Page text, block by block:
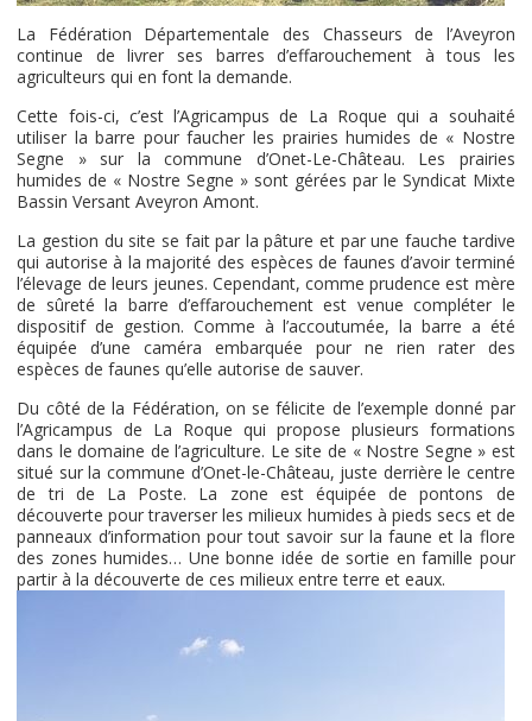
La Fédération Départementale des Chasseurs de l’Aveyron
continue de livrer ses barres d’effarouchement à tous les
agriculteurs qui en font la demande.
Cette fois-ci, c’est l’Agricampus de La Roque qui a souhaité
utiliser la barre pour faucher les prairies humides de « Nostre
Segne » sur la commune d’Onet-Le-Château. Les prairies
humides de « Nostre Segne » sont gérées par le Syndicat Mixte
Bassin Versant Aveyron Amont.
La gestion du site se fait par la pâture et par une fauche tardive
qui autorise à la majorité des espèces de faunes d’avoir terminé
l’élevage de leurs jeunes. Cependant, comme prudence est mère
de sûreté la barre d’effarouchement est venue compléter le
dispositif de gestion. Comme à l’accoutumée, la barre a été
équipée d’une caméra embarquée pour ne rien rater des
espèces de faunes qu’elle autorise de sauver.
Du côté de la Fédération, on se félicite de l’exemple donné par
l’Agricampus de La Roque qui propose plusieurs formations
dans le domaine de l’agriculture. Le site de « Nostre Segne » est
situé sur la commune d’Onet-le-Château, juste derrière le centre
de tri de La Poste. La zone est équipée de pontons de
découverte pour traverser les milieux humides à pieds secs et de
panneaux d’information pour tout savoir sur la faune et la flore
des zones humides… Une bonne idée de sortie en famille pour
partir à la découverte de ces milieux entre terre et eaux.